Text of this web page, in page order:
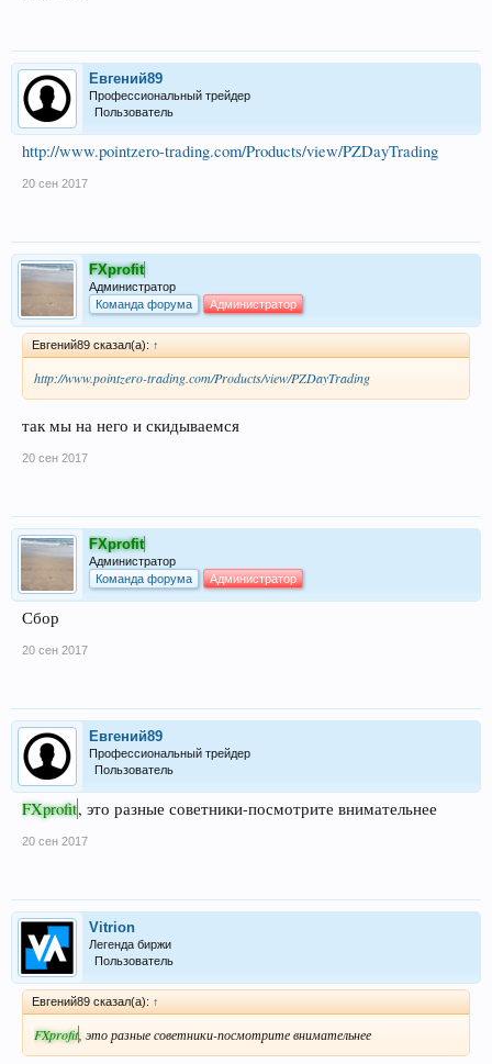
Евгений89
Профессиональный трейдер
Пользователь
http://www.pointzero-trading.com/Products/view/PZDayTrading
20 сен 2017
FXprofit
Администратор
Команда форума
Администратор
Евгений89 сказал(а): ↑
http://www.pointzero-trading.com/Products/view/PZDayTrading
так мы на него и скидываемся
20 сен 2017
FXprofit
Администратор
Команда форума
Администратор
Сбор
20 сен 2017
Евгений89
Профессиональный трейдер
Пользователь
FXprofit, это разные советники-посмотрите внимательнее
20 сен 2017
Vitrion
Легенда биржи
Пользователь
Евгений89 сказал(а): ↑
FXprofit , это разные советники-посмотрите внимательнее